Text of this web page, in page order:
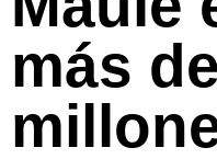
más